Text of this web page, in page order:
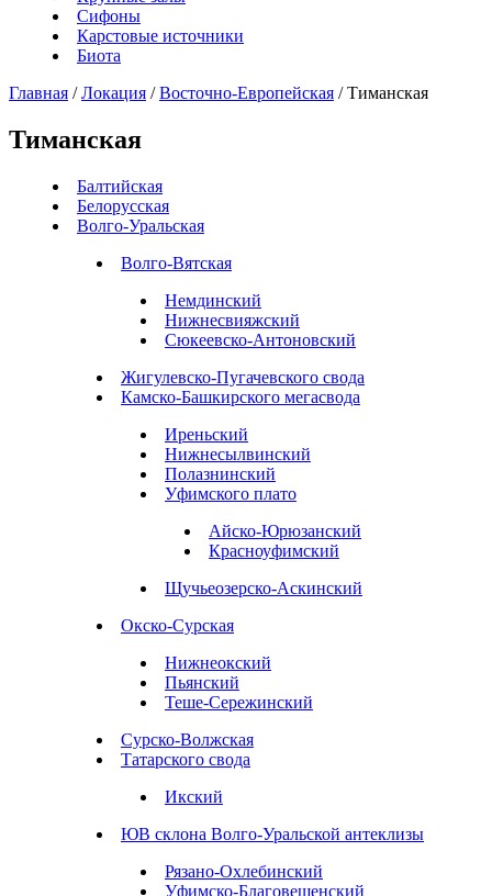
Сифоны
Карстовые источники
Биота
Главная / Локация / Восточно-Европейская / Тиманская
Тиманская
Балтийская
Белорусская
Волго-Уральская
Волго-Вятская
Немдинский
Нижнесвияжский
Сюкеевско-Антоновский
Жигулевско-Пугачевского свода
Камско-Башкирского мегасвода
Иреньский
Нижнесылвинский
Полазнинский
Уфимского плато
Айско-Юрюзанский
Красноуфимский
Щучьеозерско-Аскинский
Окско-Сурская
Нижнеокский
Пьянский
Теше-Сережинский
Сурско-Волжская
Татарского свода
Икский
ЮВ склона Волго-Уральской антеклизы
Рязано-Охлебинский
Уфимско-Благовещенский